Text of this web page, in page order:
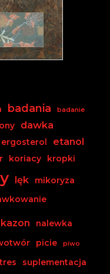
badania badanie
dawka
ergosterol etanol
koriacy kropki
lęk
mikoryza
nalewka
picie piwo
suplementacja